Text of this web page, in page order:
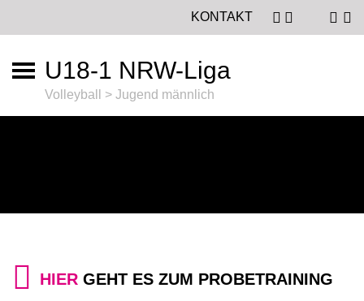
KONTAKT
U18-1 NRW-Liga
Volleyball > Jugend männlich
HIER GEHT ES ZUM PROBETRAINING